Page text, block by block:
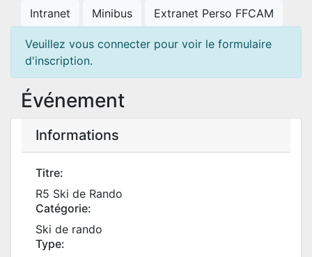
Intranet Minibus Extranet Perso FFCAM
Veuillez vous connecter pour voir le formulaire
d'inscription.
Événement
Informations
Titre:
R5 Ski de Rando
Catégorie:
Ski de rando
Type: